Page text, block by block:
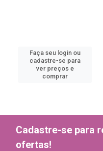
Faça seu login ou
cadastre-se para
ver preços e
comprar
Cadastre-se para
ofertas!